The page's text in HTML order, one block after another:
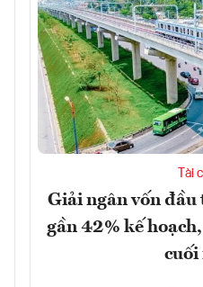
Tài
Giải ngân vốn đầu
gần 42% kế
cuối